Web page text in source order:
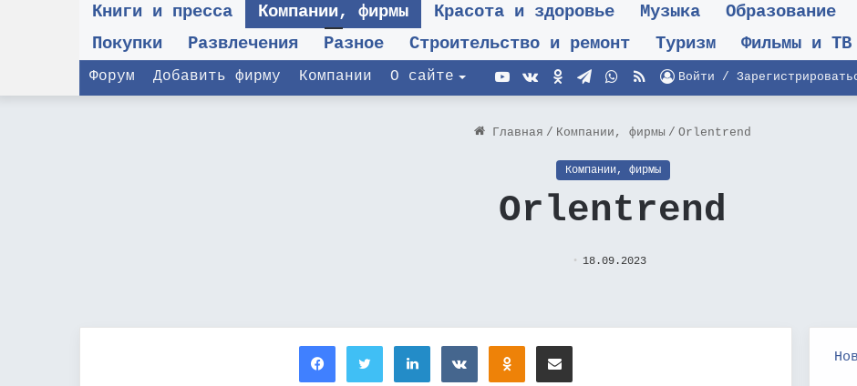
Книги и пресса
Компании, фирмы Красота и здоровье Музыка Образование
Покупки
Развлечения Разное Строительство и ремонт Туризм Фильмы и ТВ
Форум Добавить фирму Компании О сайте Войти /
RSS
WhatsApp
Telegram
Одноклассники
vk.com
YouTube
Главная / Компании, фирмы / Orlentrend
Компании, фирмы
Orlentrend
18.09.2023
FacebookTwitterLinkedInВконтактеОдноклассники
Поделиться через электронную почту